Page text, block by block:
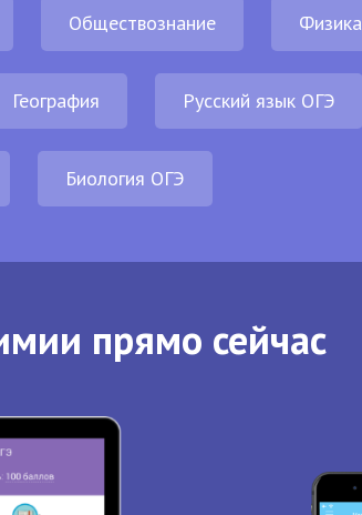
Обществознание Физика
География Русский язык ОГЭ
Биология ОГЭ
прямо сейчас